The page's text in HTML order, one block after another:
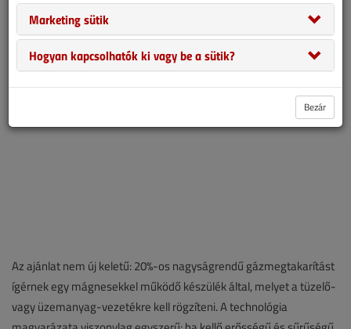
van a termék, így ismét foglakozunk vele.
Az ajánlat nem új keletű: 20%-os nagyságrendű gázmegtakarítást
ígérnek egy mágnesekkel működő készülék által, melyet a tüzelő-
vagy üzemanyag-vezetékre kell rögzíteni. A technológia
Marketing sütik
Hogyan kapcsolhatók ki vagy be a sütik?
Bezár